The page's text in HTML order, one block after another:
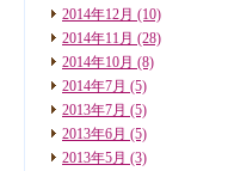
2014年12月 (10)
2014年11月 (28)
2014年10月 (8)
2014年7月 (5)
2013年7月 (5)
2013年6月 (5)
2013年5月 (3)